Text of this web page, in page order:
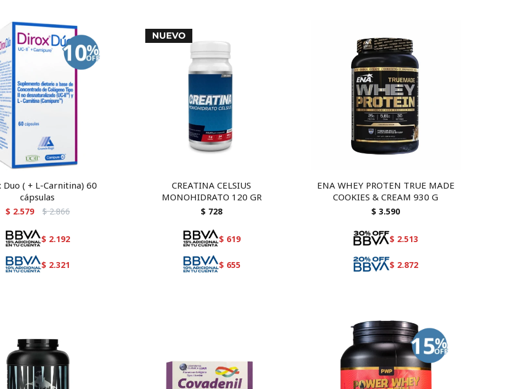
Duo ( + L-Carnitina) 60
cápsulas
$ 2.579 $ 2.866
$ 2.192
$ 2.321
CREATINA CELSIUS
MONOHIDRATO 120 GR
$ 728
$ 619
$ 655
ENA WHEY PROTEN TRUE MADE
COOKIES & CREAM 930 G
$ 3.590
$ 2.513
$ 2.872